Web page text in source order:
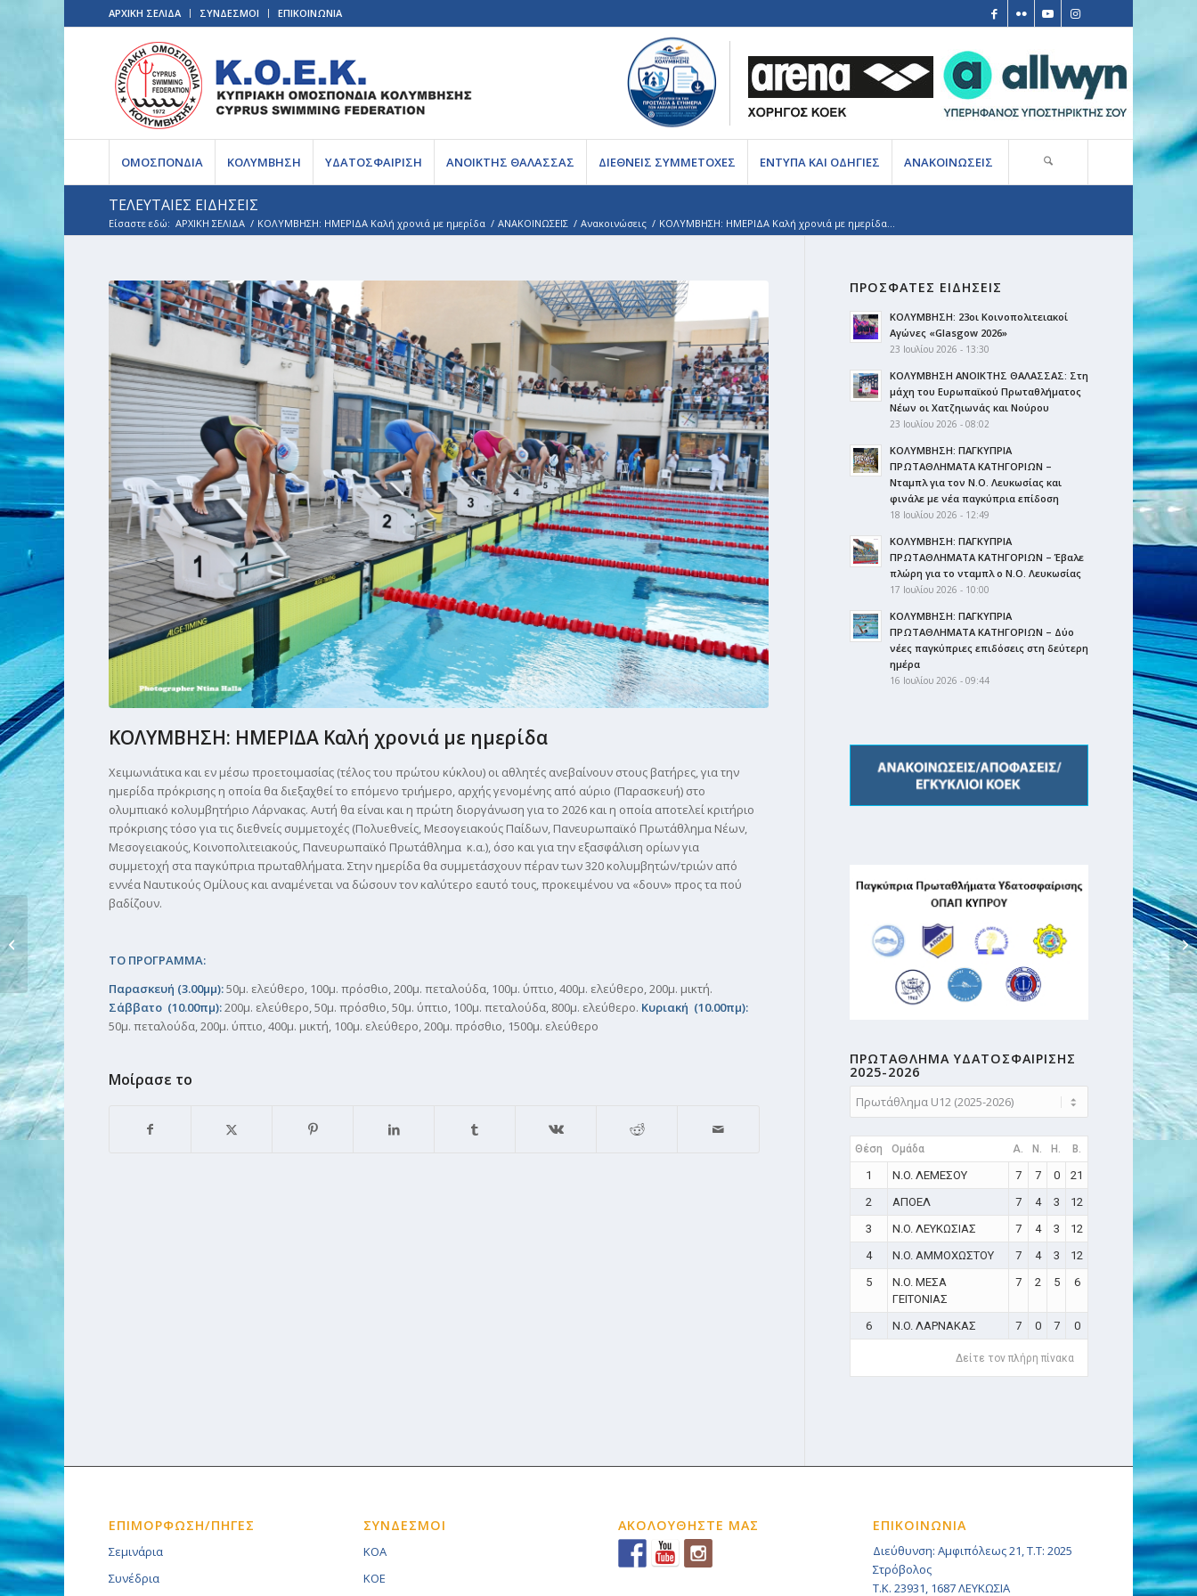
ΑΡΧΙΚΗ ΣΕΛΙΔΑ ΣΥΝΔΕΣΜΟΙ ΕΠΙΚΟΙΝΩΝΙΑ
ΟΜΟΣΠΟΝΔΙΑ ΚΟΛΥΜΒΗΣΗ ΥΔΑΤΟΣΦΑΙΡΙΣΗ ΑΝΟΙΚΤΗΣ ΘΑΛΑΣΣΑΣ ΔΙΕΘΝΕΙΣ ΣΥΜΜΕΤΟΧΕΣ ΕΝΤΥΠΑ ΚΑΙ ΟΔΗΓΙΕΣ ΑΝΑΚΟΙΝΩΣΕΙΣ
ΤΕΛΕΥΤΑΙΕΣ ΕΙΔΗΣΕΙΣ
Είσαστε εδώ: ΑΡΧΙΚΗ ΣΕΛΙΔΑ / ΚΟΛΥΜΒΗΣΗ: ΗΜΕΡΙΔΑ Καλή χρονιά με ημερίδα / ΑΝΑΚΟΙΝΩΣΕΙΣ / Ανακοινώσεις / ΚΟΛΥΜΒΗΣΗ: ΗΜΕΡΙΔΑ Καλή χρονιά με ημερίδα...
ΚΟΛΥΜΒΗΣΗ: ΗΜΕΡΙΔΑ Καλή χρονιά με ημερίδα
Χειμωνιάτικα και εν μέσω προετοιμασίας (τέλος του πρώτου κύκλου) οι αθλητές ανεβαίνουν στους βατήρες, για την
ημερίδα πρόκρισης η οποία θα διεξαχθεί το επόμενο τριήμερο, αρχής γενομένης από αύριο (Παρασκευή) στο
ολυμπιακό κολυμβητήριο Λάρνακας. Αυτή θα είναι και η πρώτη διοργάνωση για το 2026 και η οποία αποτελεί κριτήριο
πρόκρισης τόσο για τις διεθνείς συμμετοχές (Πολυεθνείς, Μεσογειακούς Παίδων, Πανευρωπαϊκό Πρωτάθλημα Νέων,
Μεσογειακούς, Κοινοπολιτειακούς, Πανευρωπαϊκό Πρωτάθλημα κ.α.), όσο και για την εξασφάλιση ορίων για
συμμετοχή στα παγκύπρια πρωταθλήματα. Στην ημερίδα θα συμμετάσχουν πέραν των 320 κολυμβητών/τριών από
εννέα Ναυτικούς Ομίλους και αναμένεται να δώσουν τον καλύτερο εαυτό τους, προκειμένου να «δουν» προς τα πού
βαδίζουν.
ΤΟ ΠΡΟΓΡΑΜΜΑ:
Παρασκευή (3.00μμ):50μ. ελεύθερο, 100μ. πρόσθιο, 200μ. πεταλούδα, 100μ. ύπτιο, 400μ. ελεύθερο, 200μ. μικτή.
Σάββατο (10.00πμ):200μ. ελεύθερο, 50μ. πρόσθιο, 50μ. ύπτιο, 100μ. πεταλούδα, 800μ. ελεύθερο. Κυριακή (10.00πμ):
50μ. πεταλούδα, 200μ. ύπτιο, 400μ. μικτή, 100μ. ελεύθερο, 200μ. πρόσθιο, 1500μ. ελεύθερο
Μοίρασε το
ΠΡΟΣΦΑΤΕΣ ΕΙΔΗΣΕΙΣ
ΚΟΛΥΜΒΗΣΗ: 23οι Κοινοπολιτειακοί
Αγώνες «Glasgow 2026»
23 Ιουλίου 2026 - 13:30
ΚΟΛΥΜΒΗΣΗ ΑΝΟΙΚΤΗΣ ΘΑΛΑΣΣΑΣ: Στη
μάχη του Ευρωπαϊκού Πρωταθλήματος
Νέων οι Χατζηιωνάς και Νούρου
23 Ιουλίου 2026 - 08:02
ΚΟΛΥΜΒΗΣΗ: ΠΑΓΚΥΠΡΙΑ
ΠΡΩΤΑΘΛΗΜΑΤΑ ΚΑΤΗΓΟΡΙΩΝ –
Νταμπλ για τον Ν.Ο. Λευκωσίας και
φινάλε με νέα παγκύπρια επίδοση
18 Ιουλίου 2026 - 12:49
ΚΟΛΥΜΒΗΣΗ: ΠΑΓΚΥΠΡΙΑ
ΠΡΩΤΑΘΛΗΜΑΤΑ ΚΑΤΗΓΟΡΙΩΝ – Έβαλε
πλώρη για το νταμπλ ο Ν.Ο. Λευκωσίας
17 Ιουλίου 2026 - 10:00
ΚΟΛΥΜΒΗΣΗ: ΠΑΓΚΥΠΡΙΑ
ΠΡΩΤΑΘΛΗΜΑΤΑ ΚΑΤΗΓΟΡΙΩΝ – Δύο
νέες παγκύπριες επιδόσεις στη δεύτερη
ημέρα
16 Ιουλίου 2026 - 09:44
ΠΡΩΤΑΘΛΗMA ΥΔΑΤΟΣΦΑΙΡΙΣΗΣ
2025-2026
Θέση Ομάδα A. N. H. B.
1 N.O. ΛΕΜΕΣΟΥ 7 7 0
21
2
ΑΠΟΕΛ 7 4 3
12
3
N.O. ΛΕΥΚΩΣΙΑΣ 7 4 3
12
4
N.O. ΑΜΜΟΧΩΣΤΟΥ 7 4 3
12
5
N.O. ΜΕΣΑ
ΓΕΙΤΟΝΙΑΣ
7 2 5 6
6 N.O. ΛΑΡΝΑΚΑΣ 7 0 7 0
Δείτε τον πλήρη πίνακα
ΕΠΙΜΟΡΦΩΣΗ/ΠΗΓΕΣ
Σεμινάρια
Συνέδρια
ΣΥΝΔΕΣΜΟΙ
KOA
KOE
ΑΚΟΛΟΥΘΗΣΤΕ ΜΑΣ ΕΠΙΚΟΙΝΩΝΙΑ
Διεύθυνση: Αμφιπόλεως 21, Τ.Τ: 2025
Στρόβολος
Τ.Κ. 23931, 1687 ΛΕΥΚΩΣΙΑ
ΠΑΓΚΥΠΡΙΑ ΗΜΕΡΙΔΑ
ΧΡΙΣΤΟΥΓΕΝΝΩΝ – ΠΕΤΡΟΛΙΝΑ,...